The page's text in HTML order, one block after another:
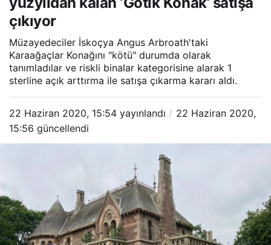
çıkıyor
Müzayedeciler İskoçya Angus Arbroath'taki
Karaağaçlar Konağını "kötü" durumda olarak
tanımladılar ve riskli binalar kategorisine alarak 1
sterline açık arttırma ile satışa çıkarma kararı aldı.
22 Haziran 2020, 15:54 yayınlandı
22 Haziran 2020,
15:56 güncellendi